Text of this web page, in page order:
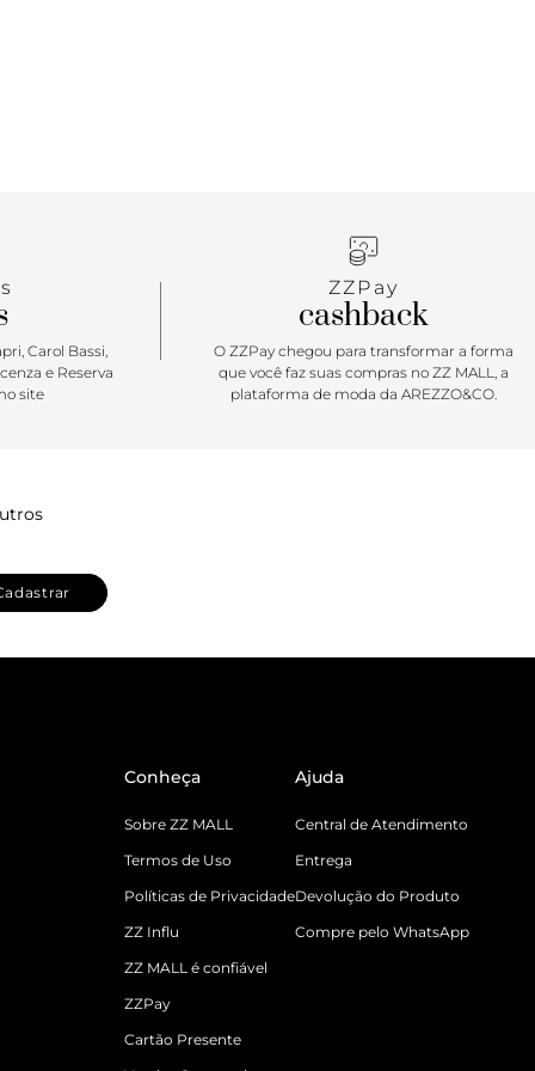
Carol Bassi,
e Reserva
site
ZZPay
cashback
O ZZPay chegou para transformar a forma
que você faz suas compras no ZZ MALL, a
plataforma de moda da AREZZO&CO.
Conheça
Sobre ZZ MALL
Termos de Uso
Políticas de Privacidade
ZZ Influ
ZZ MALL é confiável
ZZPay
Cartão Presente
Ajuda
Central de Atendimento
Entrega
Devolução do Produto
Compre pelo WhatsApp